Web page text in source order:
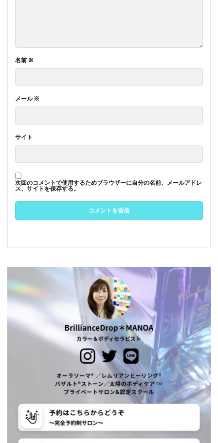
名前 ※
メール※
サイト
次回のコメントで使用するためブラウザーに自分の名前、メールアドレ
ス、サイトを保存する。